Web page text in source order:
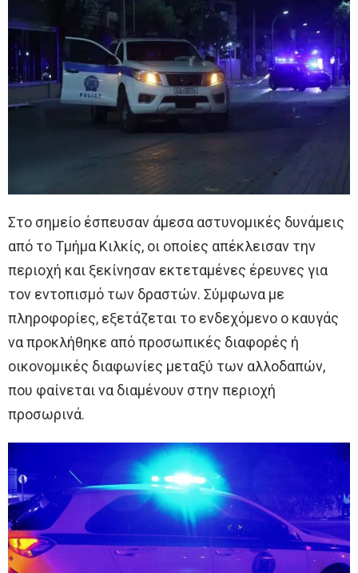
Στο σημείο έσπευσαν άμεσα αστυνομικές δυνάμεις
από το Τμήμα Κιλκίς, οι οποίες απέκλεισαν την
περιοχή και ξεκίνησαν εκτεταμένες έρευνες για
τον εντοπισμό των δραστών. Σύμφωνα με
πληροφορίες, εξετάζεται το ενδεχόμενο ο καυγάς
να προκλήθηκε από προσωπικές διαφορές ή
οικονομικές διαφωνίες μεταξύ των αλλοδαπών,
που φαίνεται να διαμένουν στην περιοχή
προσωρινά.